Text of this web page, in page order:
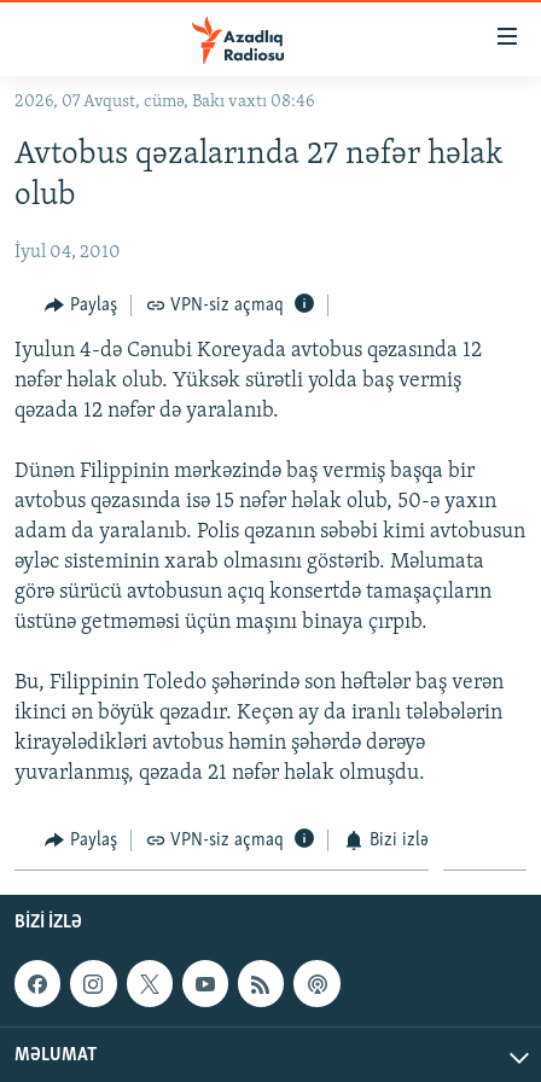
Əsas
qayıt
Əsas
qayıt
#ƏSLINDƏ
FƏRQƏ BAX
QANUNI DOĞRU
ARAŞDIRMA
VIDEO
FOTOQALEREYA
İNFOQRAFIKA
RADIO ARXIV
OXU ZALI
AZƏRBAYCAN ƏDƏBIYYATI KITABXANASI
HAQQIMIZDA
MISSIYAMIZ
PEŞƏ ETIKASI VƏ JURNALISTIKA STANDARTLARIMIZ
AZADLIQRADIOSU MOBIL TELEFONUNUZDA
BIZIMLƏ ƏLAQƏ
XƏBƏR BÜLLETENLƏRIMIZ
BIZI IZLƏ
RFE/RL-in bütün saytları
2026, 07 Avqust, cümə, Bakı vaxtı 08:46
Avtobus qəzalarında 27 nəfər həlak
olub
İyul 04, 2010
Paylaş VPN-siz açmaq
Iyulun 4-də Cənubi Koreyada avtobus qəzasında 12
nəfər həlak olub. Yüksək sürətli yolda baş vermiş
qəzada 12 nəfər də yaralanıb.
Dünən Filippinin mərkəzində baş vermiş başqa bir
avtobus qəzasında isə 15 nəfər həlak olub, 50-ə yaxın
adam da yaralanıb. Polis qəzanın səbəbi kimi avtobusun
əyləc sisteminin xarab olmasını göstərib. Məlumata
görə sürücü avtobusun açıq konsertdə tamaşaçıların
üstünə getməməsi üçün maşını binaya çırpıb.
Bu, Filippinin Toledo şəhərində son həftələr baş verən
ikinci ən böyük qəzadır. Keçən ay da iranlı tələbələrin
kirayələdikləri avtobus həmin şəhərdə dərəyə
yuvarlanmış, qəzada 21 nəfər həlak olmuşdu.
Paylaş VPN-siz açmaq Bizi izlə
BIZI IZLƏ
MƏLUMAT